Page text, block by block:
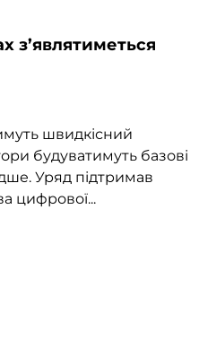
з’являтиметься
швидкісний
будуватимуть базові
Уряд підтримав
цифрової...